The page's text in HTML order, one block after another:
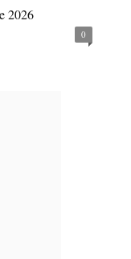
2026
0